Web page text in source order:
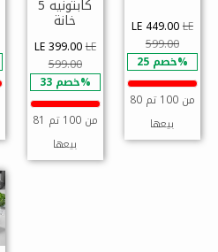
LE 449.00LE
599.00
خصم 25%
80 من 100 تم
بيعها
كابتونيه 5
خانة
LE 399.00LE
599.00
خصم 33%
81 من 100 تم
بيعها